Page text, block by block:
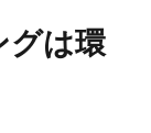
グは環